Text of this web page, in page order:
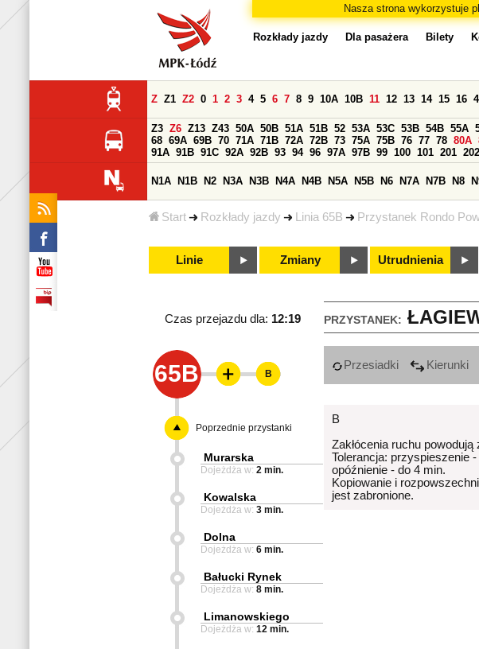
Nasza strona wykorzystuje
Start Rozkłady jazdy Linia 65B Przystanek Rondo
Rozkłady jazdy Dla pasażera Bilety
Z Z1 Z2 0 1 2 3 4 5 6 7 8 9 10A 10B 11 12 13 14 15 16
Z3 Z6 Z13 Z43 50A 50B 51A 51B 52 53A 53C 53B 54B 55A
68 69A 69B 70 71A 71B 72A 72B 73 75A 75B 76 77 78 80A
91A 91B 91C 92A 92B 93 94 96 97A 97B 99 100 101 201 202
N1A N1B N2 N3A N3B N4A N4B N5A N5B N6 N7A N7B N8
Linie Zmiany Utrudnienia
PRZYSTANEK:
Czas przejazdu dla: 12:19
65B Przesiadki Kierunki
B
Zakłócenia ruchu
Tolerancja: przyspieszenie -
opóźnienie - do 4 min.
Kopiowanie i
jest zabronione.
B
Poprzednie przystanki
Murarska
Dojeżdża w: 2 min.
Kowalska
Dojeżdża w: 3 min.
Dolna
Dojeżdża w: 6 min.
Bałucki Rynek
Dojeżdża w: 8 min.
Limanowskiego
Dojeżdża w: 12 min.